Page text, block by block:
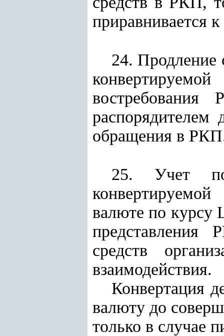
приравнивается
24. Продление
распорядителем
обращения в
25. Учет
валюте по курсу
средств
взаимодействия.
Конвертация
валюту до
только в случае